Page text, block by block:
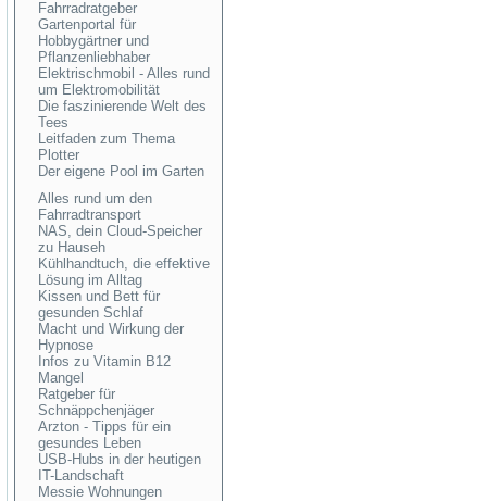
Fahrradratgeber
Gartenportal für
Hobbygärtner und
Pflanzenliebhaber
Elektrischmobil - Alles rund
um Elektromobilität
Die faszinierende Welt des
Tees
Leitfaden zum Thema
Plotter
Der eigene Pool im Garten
Alles rund um den
Fahrradtransport
NAS, dein Cloud-Speicher
zu Hauseh
Kühlhandtuch, die effektive
Lösung im Alltag
Kissen und Bett für
gesunden Schlaf
Macht und Wirkung der
Hypnose
Infos zu Vitamin B12
Mangel
Ratgeber für
Schnäppchenjäger
Arzton - Tipps für ein
gesundes Leben
USB-Hubs in der heutigen
IT-Landschaft
Messie Wohnungen